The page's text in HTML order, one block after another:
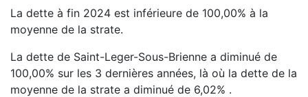
La dette à fin 2024 est inférieure de 100,00% à la
moyenne de la strate.
La dette de Saint-Leger-Sous-Brienne a diminué de
100,00% sur les 3 dernières années, là où la dette de la
moyenne de la strate a diminué de 6,02% .